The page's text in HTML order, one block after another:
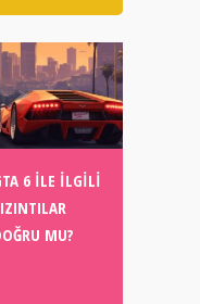
6 ILE İLGILI
MU?